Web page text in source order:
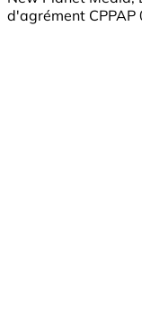
d'agrément